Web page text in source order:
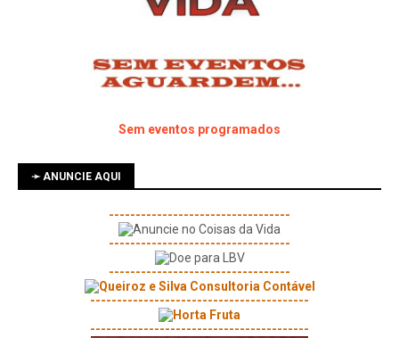
Sem eventos programados
➛ ANUNCIE AQUI
----------------------------------
----------------------------------
----------------------------------
-----------------------------------------
-----------------------------------------